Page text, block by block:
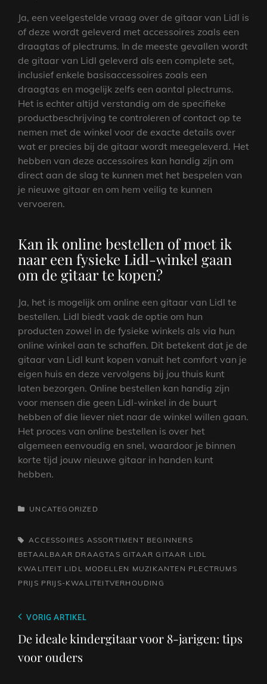
Ja, een veelgestelde vraag over de gitaar van Lidl is
of deze wordt geleverd met accessoires zoals een
draagtas of plectrums. In de meeste gevallen wordt
de gitaar van Lidl geleverd als een complete set,
inclusief enkele basisaccessoires zoals een
draagtas en mogelijk zelfs een aantal plectrums.
Het is echter altijd verstandig om de specifieke
productbeschrijving te controleren of contact op te
nemen met de winkel voor de exacte details over
wat er precies bij de gitaar wordt meegeleverd. Het
hebben van deze accessoires kan handig zijn om
direct aan de slag te kunnen met het bespelen van
je nieuwe gitaar en om hem veilig te kunnen
vervoeren.
Kan ik online bestellen of moet ik
naar een fysieke Lidl-winkel gaan
om de gitaar te kopen?
Ja, het is mogelijk om online een gitaar van Lidl te
bestellen. Lidl biedt vaak de optie om hun
producten zowel in de fysieke winkels als via hun
online winkel aan te schaffen. Dit betekent dat je de
gitaar van Lidl kunt kopen vanuit het comfort van je
eigen huis en deze vervolgens bij jou thuis kunt
laten bezorgen. Online bestellen kan handig zijn
voor mensen die geen Lidl-winkel in de buurt
hebben of die liever niet naar de winkel willen gaan.
Het proces van online bestellen is over het
algemeen eenvoudig en snel, waardoor je binnen
korte tijd jouw nieuwe gitaar in handen kunt
hebben.
CATEGORIEËN
UNCATEGORIZED
TAGS,ACCESSOIRES ASSORTIMENT BEGINNERS
BETAALBAAR DRAAGTAS GITAAR GITAAR LIDL
KWALITEIT LIDL MODELLEN MUZIKANTEN PLECTRUMS
PRIJS PRIJS-KWALITEITVERHOUDING
Berichtnavigatie
Vorig
bericht
VORIG ARTIKEL
De ideale kindergitaar voor 8-jarigen: tips
voor ouders